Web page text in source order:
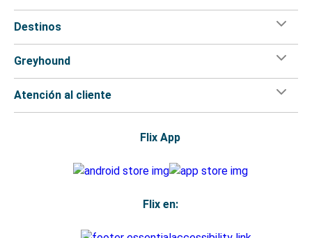
Destinos
Greyhound
Atención al cliente
Flix App
Flix en: